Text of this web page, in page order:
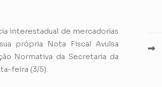
interestadual de mercadorias
própria Nota Fiscal Avulsa
Normativa da Secretaria da
feira (3/5).